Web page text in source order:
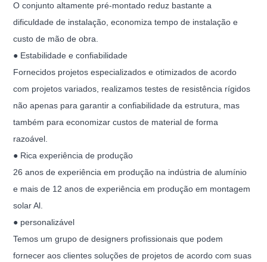
O conjunto altamente pré-montado reduz bastante a
dificuldade de instalação, economiza tempo de instalação e
custo de mão de obra.
● Estabilidade e confiabilidade
Fornecidos projetos especializados e otimizados de acordo
com projetos variados, realizamos testes de resistência rígidos
não apenas para garantir a confiabilidade da estrutura, mas
também para economizar custos de material de forma
razoável.
● Rica experiência de produção
26 anos de experiência em produção na indústria de alumínio
e mais de 12 anos de experiência em produção em montagem
solar Al.
● personalizável
Temos um grupo de designers profissionais que podem
fornecer aos clientes soluções de projetos de acordo com suas